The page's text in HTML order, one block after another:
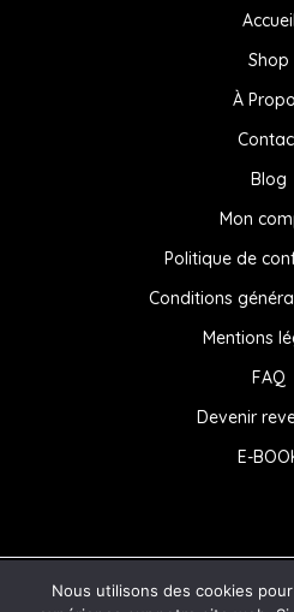
Accueil
Shop
À
Blog
Mon
Politique de
Conditions
Mentions
FAQ
Devenir
E-
© 2026 . Powered by
Nous utilisons des cookies